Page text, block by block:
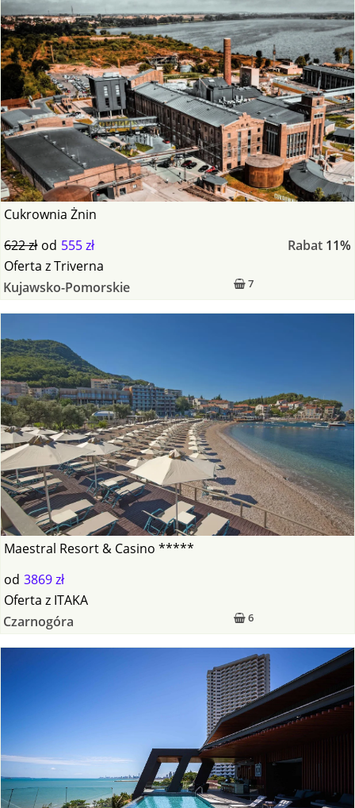
Cukrownia Żnin
622 zł od 555 zł Rabat 11%
7
Oferta zTriverna
Kujawsko-Pomorskie
Maestral Resort & Casino *****
od 3869 zł
6
Oferta z ITAKA
Czarnogóra